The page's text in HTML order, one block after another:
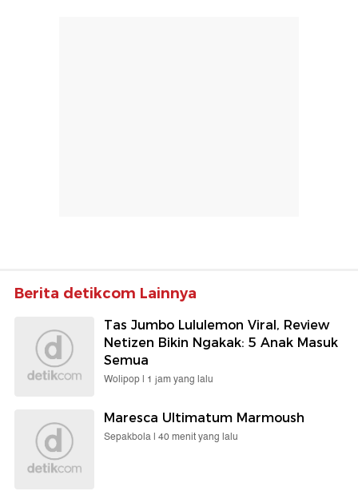
Berita detikcom Lainnya
Tas Jumbo Lululemon Viral, Review
Netizen Bikin Ngakak: 5 Anak Masuk
Semua
Wolipop | 1 jam yang lalu
Maresca Ultimatum Marmoush
Sepakbola | 40 menit yang lalu